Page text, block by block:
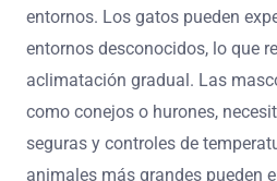
entornos. Los gatos pueden
entornos desconocidos, lo que
aclimatación gradual. Las
como conejos o hurones,
seguras y controles de
animales más grandes pueden